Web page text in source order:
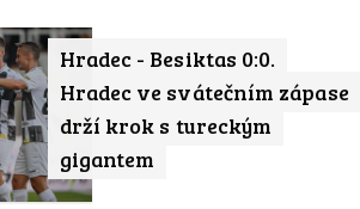
Hradec - Besiktas 0:0.
Hradec ve svátečním zápase
drží krok s tureckým
gigantem